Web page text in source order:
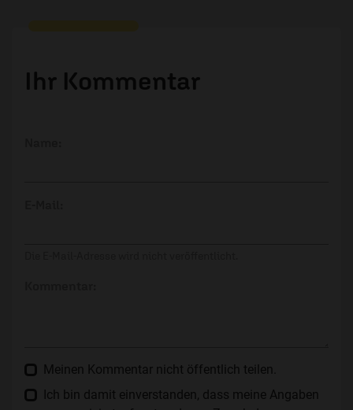
Ihr Kommentar
Meinen Kommentar nicht öffentlich teilen.
Ich bin damit einverstanden, dass meine Angaben